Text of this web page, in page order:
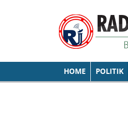
HOME POLITIK